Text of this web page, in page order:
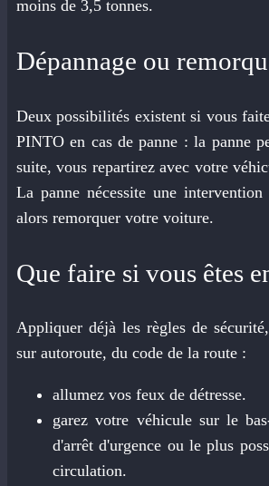
moins de 3,5 tonnes.
Dépannage ou
Deux possibilités existent si vous
PINTO en cas de panne : la panne
suite, vous repartirez avec votre
La panne nécessite une
alors remorquer votre voiture.
Que faire si vous êtes
Appliquer déjà les règles de
sur autoroute, du code de la route :
allumez vos feux de détresse.
garez votre véhicule sur le
d'arrêt d'urgence ou le plus
circulation.